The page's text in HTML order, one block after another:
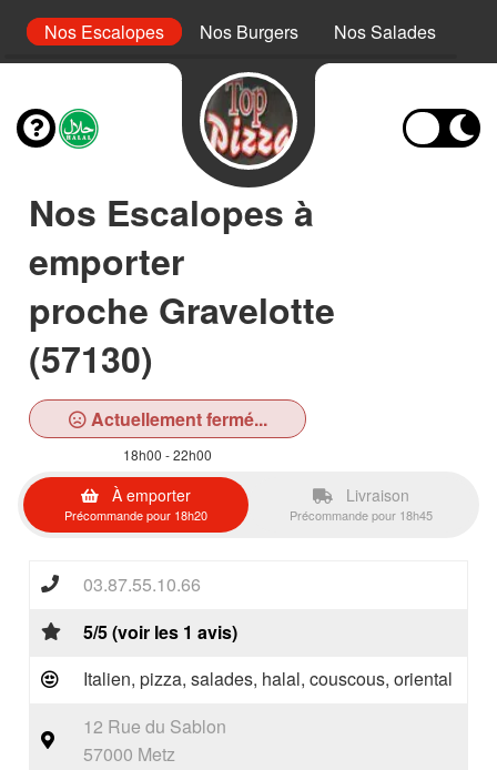
Nos Escalopes Nos Burgers Nos Salades
Nos Escalopes à
emporter
proche Gravelotte
(57130)
Actuellement fermé...
18h00 - 22h00
À emporter
Précommande pour 18h20
Livraison
Précommande pour 18h45
03.87.55.10.66
5/5 (voir les 1 avis)
Italien, pizza, salades, halal, couscous, oriental
12 Rue du Sablon
57000 Metz